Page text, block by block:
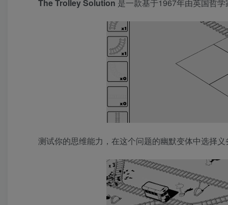
The Trolley Solution 是一款基于1967年由英国哲
测试你的思维能力，在这个问题的幽默变体中选择